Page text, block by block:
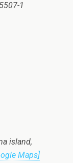
1
island,
Maps]